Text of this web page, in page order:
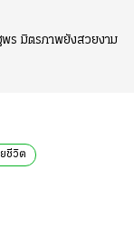
ร มิตรภาพยังสวยงาม
ชีวิต